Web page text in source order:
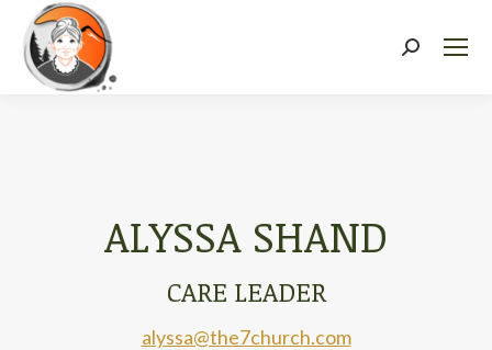
ALYSSA SHAND
CARE LEADER
alyssa@the7church.com